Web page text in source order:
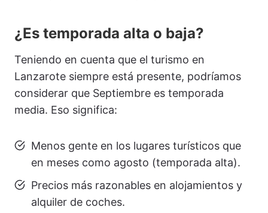
¿Es temporada alta o baja?
Teniendo en cuenta que el turismo en
Lanzarote siempre está presente, podríamos
considerar que Septiembre es temporada
media. Eso significa:
Menos gente en los lugares turísticos que
en meses como agosto (temporada alta).
Precios más razonables en alojamientos y
alquiler de coches.